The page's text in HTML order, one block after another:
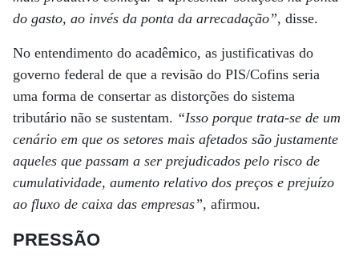
do gasto, ao invés da ponta da arrecadação”, disse.
No entendimento do acadêmico, as justificativas do
governo federal de que a revisão do PIS/Cofins seria
uma forma de consertar as distorções do sistema
tributário não se sustentam. “Isso porque trata-se de um
cenário em que os setores mais afetados são justamente
aqueles que passam a ser prejudicados pelo risco de
cumulatividade, aumento relativo dos preços e prejuízo
ao fluxo de caixa das empresas”, afirmou.
PRESSÃO